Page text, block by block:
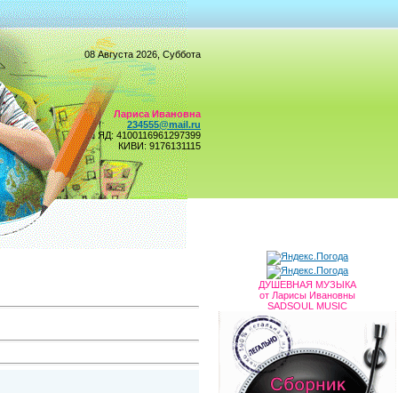
08 Августа 2026, Суббота
Лариса Ивановна
234555@mail.ru
ЯД: 4100116961297399
КИВИ: 9176131115
ДУШЕВНАЯ МУЗЫКА
от Ларисы Ивановны
SADSOUL MUSIC